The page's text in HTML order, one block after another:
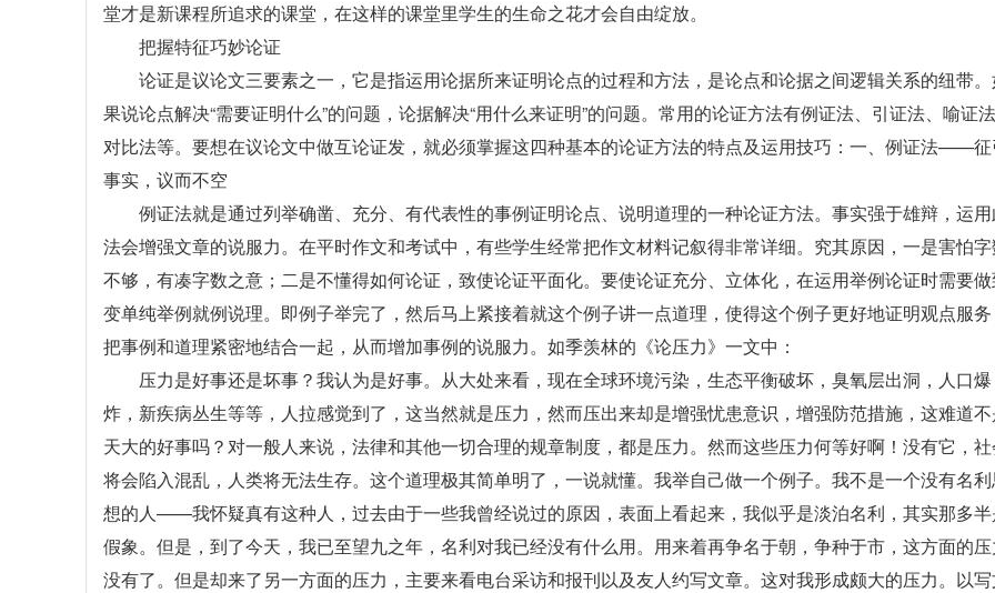
堂才是新课程所追求的课堂，在这样的课堂里学生的生命之花才会自由绽放。
把握特征巧妙论证
论证是议论文三要素之一，它是指运用论据所来证明论点的过程和方法，是论点和论据之间逻辑关系的纽带
果说论点解决“需要证明什么”的问题，论据解决“用什么来证明”的问题。常用的论证方法有例证法、引证法、喻证法
对比法等。要想在议论文中做互论证发，就必须掌握这四种基本的论证方法的特点及运用技巧：一、例证法——征
事实，议而不空
例证法就是通过列举确凿、充分、有代表性的事例证明论点、说明道理的一种论证方法。事实强于雄辩，运
法会增强文章的说服力。在平时作文和考试中，有些学生经常把作文材料记叙得非常详细。究其原因，一是害怕
不够，有凑字数之意；二是不懂得如何论证，致使论证平面化。要使论证充分、立体化，在运用举例论证时需要
变单纯举例就例说理。即例子举完了，然后马上紧接着就这个例子讲一点道理，使得这个例子更好地证明观点服务
把事例和道理紧密地结合一起，从而增加事例的说服力。如季羡林的《论压力》一文中：
压力是好事还是坏事？我认为是好事。从大处来看，现在全球环境污染，生态平衡破坏，臭氧层出洞，人口爆
炸，新疾病丛生等等，人拉感觉到了，这当然就是压力，然而压出来却是增强忧患意识，增强防范措施，这难道
天大的好事吗？对一般人来说，法律和其他一切合理的规章制度，都是压力。然而这些压力何等好啊！没有它，
将会陷入混乱，人类将无法生存。这个道理极其简单明了，一说就懂。我举自己做一个例子。我不是一个没有名
想的人——我怀疑真有这种人，过去由于一些我曾经说过的原因，表面上看起来，我似乎是淡泊名利，其实那多半
假象。但是，到了今天，我已至望九之年，名利对我已经没有什么用。用来着再争名于朝，争种于市，这方面的压
没有了。但是却来了另一方面的压力，主要来看电台采访和报刊以及友人约写文章。这对我形成颇大的压力。以